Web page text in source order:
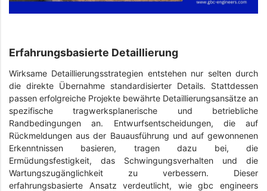
Erfahrungsbasierte Detaillierung
Wirksame Detaillierungsstrategien entstehen nur selten durch
die direkte Übernahme standardisierter Details. Stattdessen
passen erfolgreiche Projekte bewährte Detaillierungsansätze an
spezifische tragwerksplanerische und betriebliche
Randbedingungen an. Entwurfsentscheidungen, die auf
Rückmeldungen aus der Bauausführung und auf gewonnenen
Erkenntnissen basieren, tragen dazu bei, die
Ermüdungsfestigkeit, das Schwingungsverhalten und die
Wartungszugänglichkeit zu verbessern. Dieser
erfahrungsbasierte Ansatz verdeutlicht, wie gbc engineers